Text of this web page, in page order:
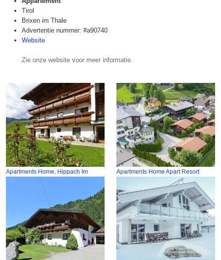
Tirol
Brixen im Thale
Advertentie nummer: #a90740
Website
Zie onze website voor meer informatie.
Apartments Home, Hippach Im Apartments Home Apart Resort